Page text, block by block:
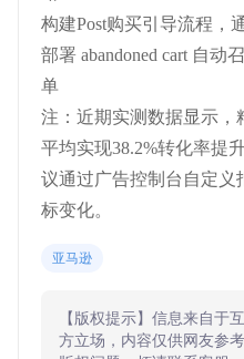
构建Post购买引导流程，
部署 abandoned cart 自
单
注：近期实测数据显示，
平均实现38.2%转化率提
议通过广告控制台自定义
标变化。
亚马逊
【版权提示】信息来自于
方立场，内容仅供网友参